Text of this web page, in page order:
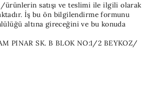
ürünlerin satışı ve teslimi ile ilgili olarak
İş bu ön bilgilendirme formunu
altına gireceğini ve bu konuda
PINAR SK. B BLOK NO:1/2 BEYKOZ/